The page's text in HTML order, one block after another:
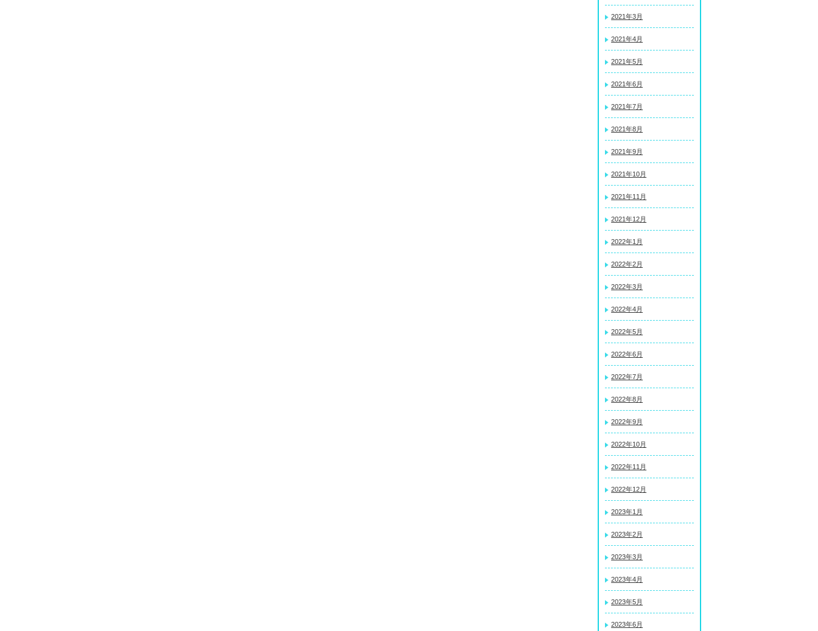
2021年3月
2021年4月
2021年5月
2021年6月
2021年7月
2021年8月
2021年9月
2021年10月
2021年11月
2021年12月
2022年1月
2022年2月
2022年3月
2022年4月
2022年5月
2022年6月
2022年7月
2022年8月
2022年9月
2022年10月
2022年11月
2022年12月
2023年1月
2023年2月
2023年3月
2023年4月
2023年5月
2023年6月